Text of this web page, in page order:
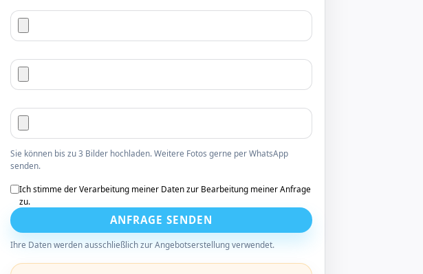
Sie können bis zu 3 Bilder hochladen. Weitere Fotos gerne per WhatsApp
senden.
Ich stimme der Verarbeitung meiner Daten zur Bearbeitung meiner Anfrage
zu.
ANFRAGE SENDEN
Ihre Daten werden ausschließlich zur Angebotserstellung verwendet.